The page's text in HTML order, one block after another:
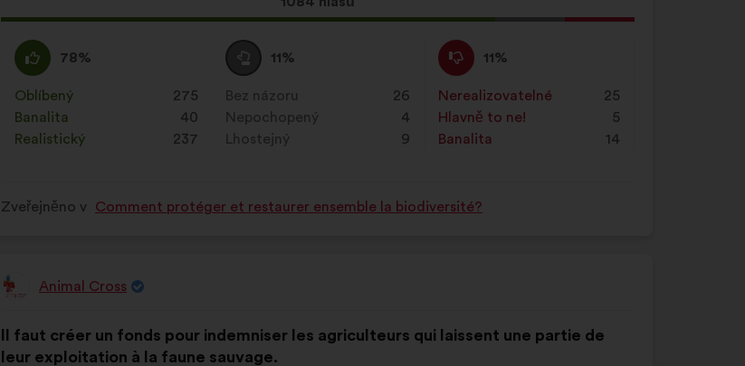
návrh
Souhlasím
:
78%
Tento
návrh
byl
kvalifikován:
Oblíbený
: 275
krát
Banalita
: 40
krát
Realistický
: 237
krát
Neutrální
hlas
:
11%
Tento
návrh
byl
kvalifikován:
Bez názoru
: 26
krát
Nepochopený
: 4
krát
Lhostejný
9
krát
Nesouhlasím
:
11%
Tento
návrh
byl
kvalifikován:
Nerealizovatelné
: 25
krát
Hlavně to ne!
: 5
krát
Banalita
: 14
krát
Zveřejněno v Comment protéger et restaurer ensemble la biodiversité?
Návrh:
Animal Cross
návrhu:
Il faut créer un fonds pour indemniser les agriculteurs qui laissent une partie de
leur exploitation à la faune sauvage.
distribucí: